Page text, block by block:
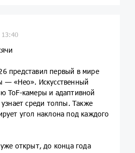
13:40
представил первый в мире
— «Нео». Искуcственный
ToF-камеры и адаптивной
узнает среди толпы. Также
угол наклона под каждого
открыт, до конца года